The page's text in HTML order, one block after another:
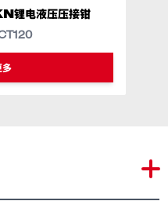
电液压压接钳
多